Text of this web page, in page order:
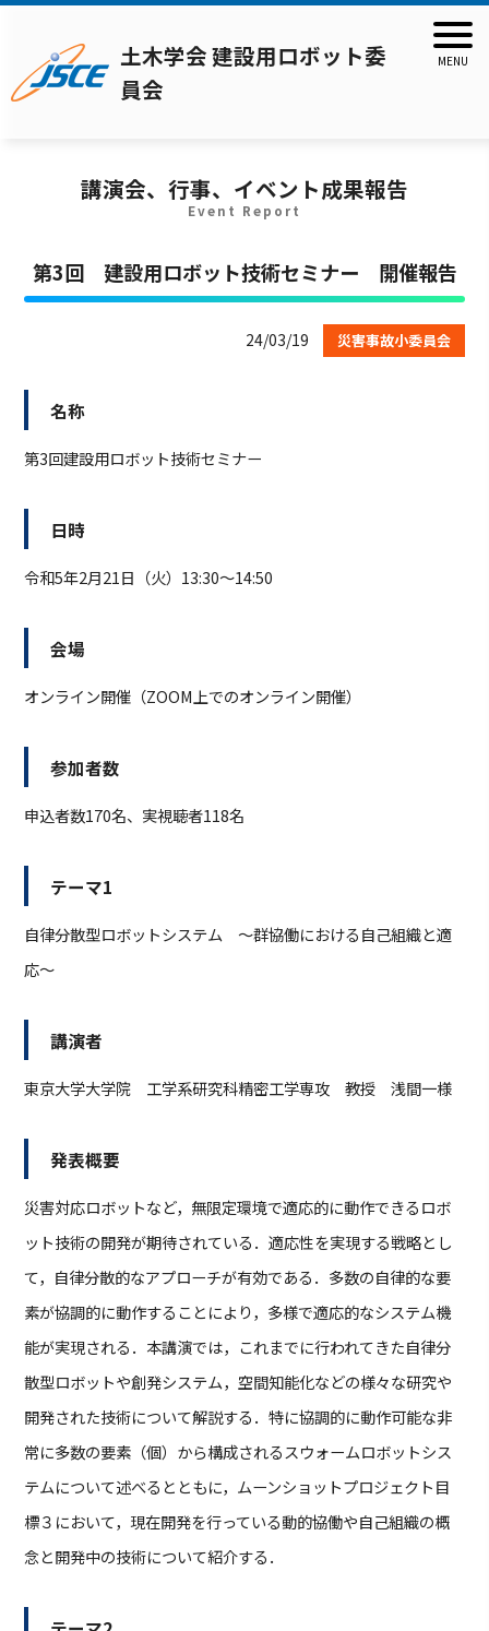
土木学会 建設用ロボット委
員会
講演会、行事、イベント成果報告
Event Report
第3回 建設用ロボット技術セミナー 開催報告
24/03/19 災害事故小委員会
名称
第3回建設用ロボット技術セミナー
日時
令和5年2月21日（火）13:30～14:50
会場
オンライン開催（ZOOM上でのオンライン開催）
参加者数
申込者数170名、実視聴者118名
テーマ1
自律分散型ロボットシステム ～群協働における自己組織と適
応～
講演者
東京大学大学院 工学系研究科精密工学専攻 教授 浅間一様
発表概要
災害対応ロボットなど，無限定環境で適応的に動作できるロボ
ット技術の開発が期待されている．適応性を実現する戦略とし
て，自律分散的なアプローチが有効である．多数の自律的な要
素が協調的に動作することにより，多様で適応的なシステム機
能が実現される．本講演では，これまでに行われてきた自律分
散型ロボットや創発システム，空間知能化などの様々な研究や
開発された技術について解説する．特に協調的に動作可能な非
常に多数の要素（個）から構成されるスウォームロボットシス
テムについて述べるとともに，ムーンショットプロジェクト目
標３において，現在開発を行っている動的協働や自己組織の概
念と開発中の技術について紹介する．